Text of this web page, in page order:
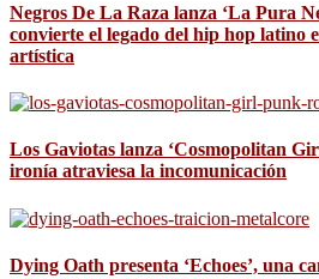
Negros De La Raza lanza ‘La Pura
convierte el legado del hip hop latino
artística
Los Gaviotas lanza ‘Cosmopolitan
ironía atraviesa la incomunicación
Dying Oath presenta ‘Echoes’, una